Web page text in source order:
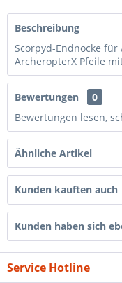
Beschreibung
Scorpyd-Endnocke
ArcheropterX Pfeile
Bewertungen
0
Bewertungen lesen,
Ähnliche Artikel
Kunden kauften auch
Kunden haben sich
Service Hotline